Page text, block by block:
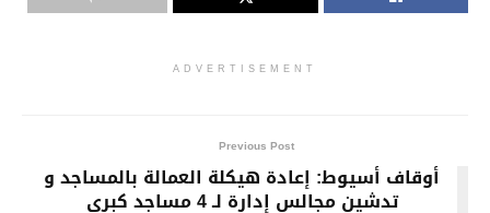
ADVERTISEMENT
Previous Post
أوقاف أسيوط: إعادة هيكلة العمالة بالمساجد و
تدشين مجالس إدارة لـ 4 مساجد كبري